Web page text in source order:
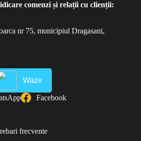
comenzi și relații cu clienții:
nr 75, municipiul Dragasani,
Waze
Facebook
frecvente